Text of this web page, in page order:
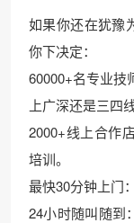
如果你还在犹豫
你下决定：
60000+名专业技
上广深还是三四
2000+线上合作
培训。
最快30分钟上门
24小时随叫随到